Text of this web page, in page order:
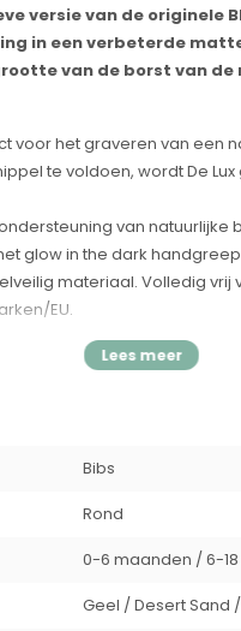
versie van de
in een verbeterde
van de borst van
voor het graveren van een
te voldoen, wordt De
van natuurlijke
glow in the dark
materiaal. Volledig vrij
EU.
als siliconen.
EU.
zorg voor de
Bibs
Rond
0-6 maanden / 6-
Geel / Desert Sand